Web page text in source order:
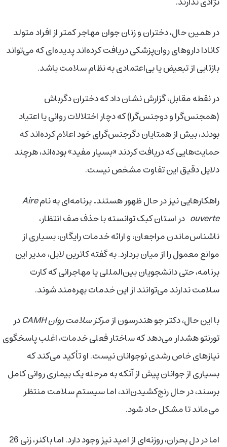
در همین حال، دختران و زنان جوان مهاجر کمتر از افراد متولد
کانادا داروهای روان‌پزشکی دریافت کرده‌اند پدیده‌ای که می‌تواند
بازتابی از تبعیض یا بی‌اعتمادی به نظام سلامت باشد.
در نقطه مقابل، گزارش نشان داد که دختران دگرباش
(همجنس‌گرا و دوجنس‌گرا) که دچار اختلالات روانی یا اعتیاد
بودند، بیش از همتایان دگرجنس‌گرایخود اعلام کرده‌اند که
حمایت‌هایی که دریافت کردند «بسیار مفید» بوده‌اند، هرچند
دلایل دقیق این تفاوت مشخص نیست.
راهکارهایی نیز در حال ظهور هستند.برنامه‌ای به نامAire
ouverte در استان کبک توانسته با حذف صف انتظار،
ناشناس‌ماندن مراجعان، و ارائه خدمات رایگان، بسیاری از
موانع معمول را از میان بردارد. به گفته کاترین لابل، مدیر این
برنامه، حتی دانشجویان بین‌المللی یا مهاجرانی که کارت
سلامت ندارند می‌توانند از این خدمات بهره‌مند شوند.
با این حال، دکتر جو هندرسون ازمرکز سلامت روان CAMH
در
تورنتو هشدار می‌دهد که ساختار فعلی خدمات، اغلب پاسخگوی
نیازهای خاص رشدی نوجوانان نیست. او تأکید می‌کند که
بسیاری از جوانان پیش از آنکه به مرحله یک بیماری روانی کامل
برسند، در حال رنج‌کشیدن‌اند، اما سیستم سلامت منتظر
می‌ماند تا مشکل حاد شود.
اما در دل بحران، روزنه‌ای از امید نیز وجود دارد. اما باکنر، زنی 26